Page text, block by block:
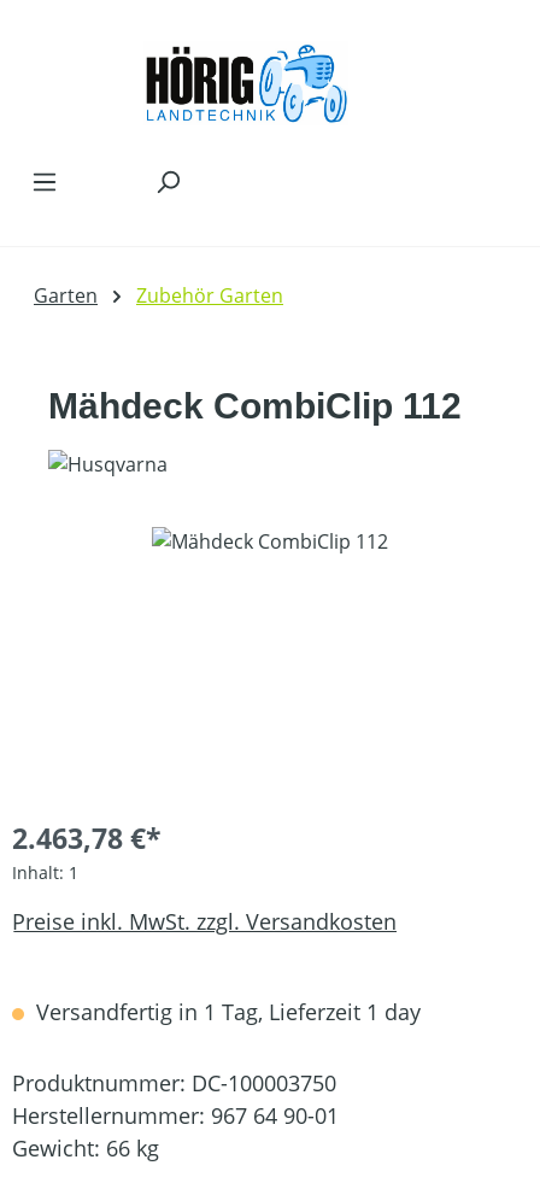
Garten Zubehör Garten
Mähdeck CombiClip 112
Bildergalerie überspringen
2.463,78 €*
Inhalt: 1
Preise inkl. MwSt. zzgl. Versandkosten
Versandfertig in 1 Tag, Lieferzeit 1 day
Produktnummer: DC-100003750
Herstellernummer: 967 64 90-01
Gewicht: 66 kg